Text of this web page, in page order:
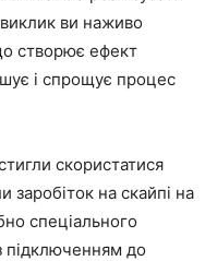
ви наживо
створює ефект
і спрощує процес
скористатися
заробіток на скайпі на
спеціального
підключенням до